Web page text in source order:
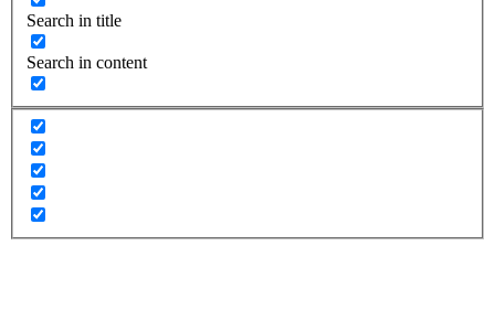
Search in title
Search in content